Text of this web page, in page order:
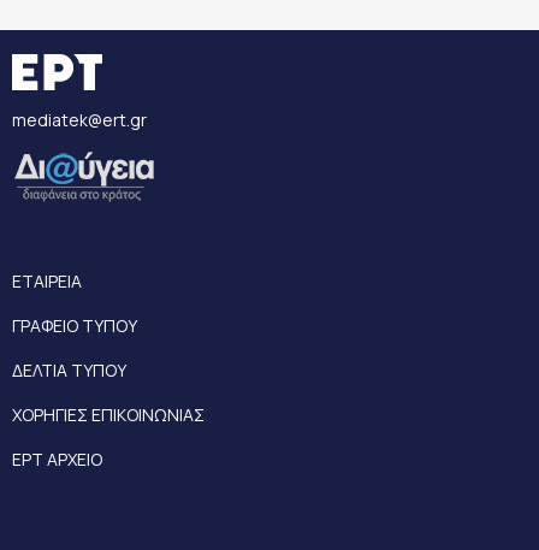
mediatek@ert.gr
ΕΤΑΙΡΕΙΑ
ΓΡΑΦΕΙΟ ΤΥΠΟΥ
ΔΕΛΤΙΑ ΤΥΠΟΥ
ΧΟΡΗΓΙΕΣ ΕΠΙΚΟΙΝΩΝΙΑΣ
ΕΡΤ ΑΡΧΕΙΟ